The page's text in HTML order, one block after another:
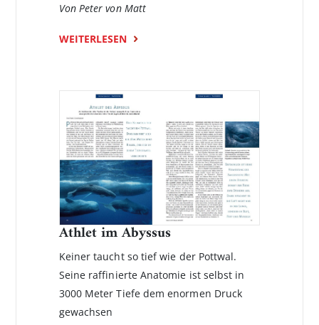
Von Peter von Matt
WEITERLESEN
Athlet im Abyssus
Keiner taucht so tief wie der Pottwal.
Seine raffinierte Anatomie ist selbst in
3000 Meter Tiefe dem enormen Druck
gewachsen